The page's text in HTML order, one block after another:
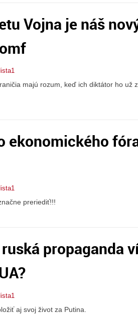
Vojna je náš
majú rozum, keď ich diktátor ho už
ekonomického
preriediť!!!
propaganda
aj svoj život za Putina.